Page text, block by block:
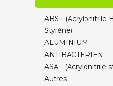
PETG/PCTG
NYLON ULTRA
ABS ULTRA Volumic
FLEX ULTRA Volumic
CHARGES &
PLA FormFutura
PETG FormFutura
ABS - (Acrylonitrile
Styrène)
ALUMINIUM
ANTIBACTERIEN
ASA - (Acrylonitrile
Autres